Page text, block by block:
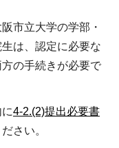
市立大学の学部・
は、認定に必要な
の手続きが必要で
4-2.(2)提出必要書
さい。